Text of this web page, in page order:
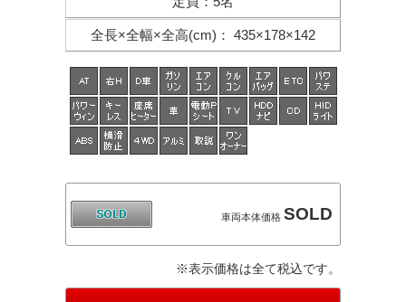
全長×全幅×全高(cm) ： 435×178×142
車両本体価格 SOLD
※表示価格は全て税込です。